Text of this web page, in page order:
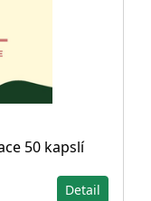
50 kapslí
Detail